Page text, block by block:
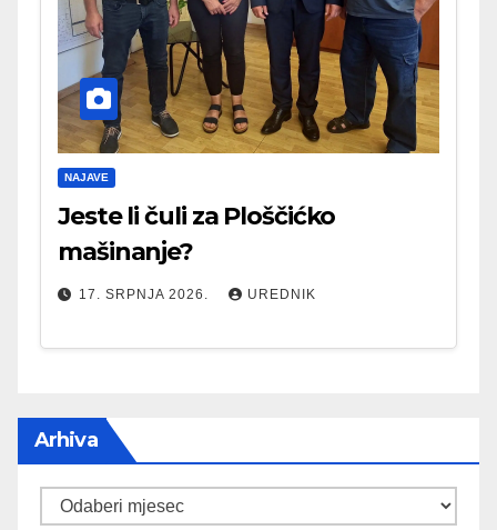
NAJAVE
Jeste li čuli za Ploščićko
mašinanje?
17. SRPNJA 2026. UREDNIK
Arhiva
Arhiva